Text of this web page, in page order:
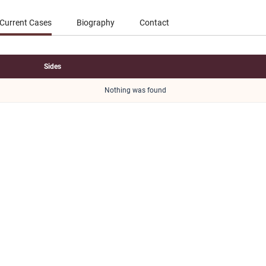
Current Cases Biography Contact
Sides
Nothing was found